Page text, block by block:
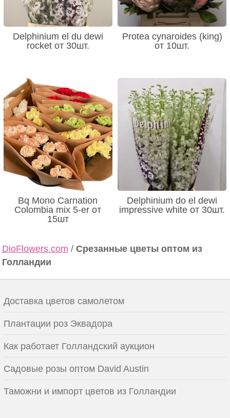
Delphinium el du dewi
rocket от 30шт.
Protea cynaroides (king)
от 10шт.
Bq Mono Carnation
Colombia mix 5-er от
15шт
Delphinium do el dewi
impressive white от 30шт.
DioFlowers.com / Срезанные цветы оптом из
Голландии
Доставка цветов самолетом
Плантации роз Эквадора
Как работает Голландский аукцион
Садовые розы оптом David Austin
Таможни и импорт цветов из Голландии